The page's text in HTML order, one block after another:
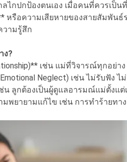
ไกปกป้องตนเอง เมื่อคนที่ควรเป็
หรือความเสียหายของสายสัมพัน
วามรู้สึก
ง?
เช่น แม่ที่วิจารณ์ทุกอย่
Neglect) เช่น ไม่รับฟัง
น ลูกต้องเป็นผู้ดูแลอารมณ์แม่ตั้งแต่
พยายามแก้ไข เช่น การทำร้ายทา